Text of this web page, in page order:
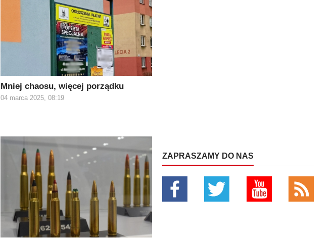
Mniej chaosu, więcej porządku
04 marca 2025, 08:19
ZAPRASZAMY DO NAS